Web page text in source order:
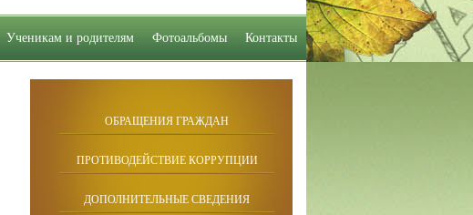
ОБРАЩЕНИЯ ГРАЖДАН
ПРОТИВОДЕЙСТВИЕ КОРРУПЦИИ
ДОПОЛНИТЕЛЬНЫЕ СВЕДЕНИЯ
Ученикам и родителям Фотоальбомы Контакты